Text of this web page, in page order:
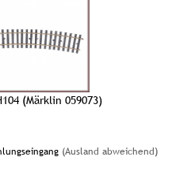
(Märklin 059073)
(Ausland abweichend)